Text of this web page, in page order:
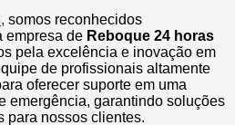
, somos reconhecidos
empresa de Reboque 24 horas
pela excelência e inovação em
de profissionais altamente
oferecer suporte em uma
emergência, garantindo soluções
para nossos clientes.